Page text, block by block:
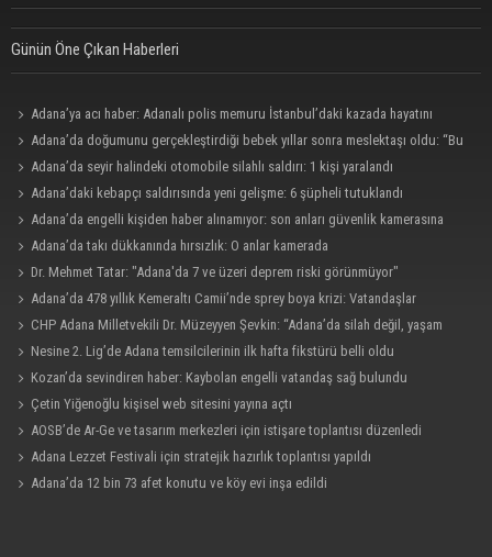
Günün Öne Çıkan Haberleri
Adana’ya acı haber: Adanalı polis memuru İstanbul’daki kazada hayatını
kaybetti
Adana’da doğumunu gerçekleştirdiği bebek yıllar sonra meslektaşı oldu: “Bu
çok gurur verici”
Adana’da seyir halindeki otomobile silahlı saldırı: 1 kişi yaralandı
Adana’daki kebapçı saldırısında yeni gelişme: 6 şüpheli tutuklandı
Adana’da engelli kişiden haber alınamıyor: son anları güvenlik kamerasına
yansıdı.
Adana’da takı dükkanında hırsızlık: O anlar kamerada
Dr. Mehmet Tatar: "Adana'da 7 ve üzeri deprem riski görünmüyor"
Adana’da 478 yıllık Kemeraltı Camii’nde sprey boya krizi: Vatandaşlar
denetimlerin artırılmasını istedi
CHP Adana Milletvekili Dr. Müzeyyen Şevkin: “Adana’da silah değil, yaşam
hakkı korunmalı”
Nesine 2. Lig’de Adana temsilcilerinin ilk hafta fikstürü belli oldu
Kozan’da sevindiren haber: Kaybolan engelli vatandaş sağ bulundu
Çetin Yiğenoğlu kişisel web sitesini yayına açtı
AOSB’de Ar-Ge ve tasarım merkezleri için istişare toplantısı düzenledi
Adana Lezzet Festivali için stratejik hazırlık toplantısı yapıldı
Adana’da 12 bin 73 afet konutu ve köy evi inşa edildi